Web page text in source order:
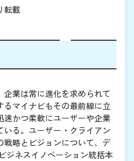
転載
業は常に進化を求められて
マイナビもその最前線に立
速かつ柔軟にユーザーや企業
る。ユーザー・クライアン
戦略とビジョンについて、デ
ジネスイノベーション統括本